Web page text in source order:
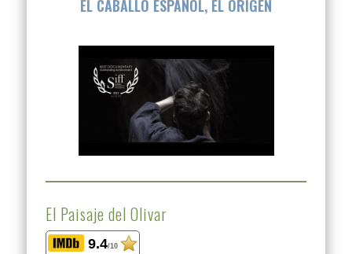
EL CABALLO ESPAÑOL, EL ORIGEN
El Paisaje del Olivar
9.4/10